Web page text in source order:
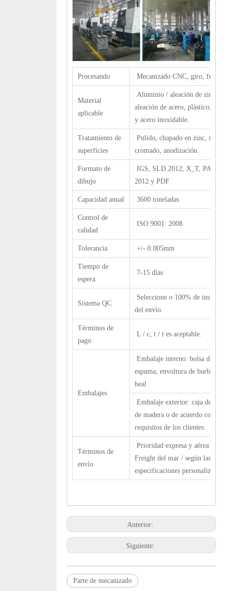
Procesando Mecanizado CNC, giro,
Material
aplicable
Aluminio / aleación de zinc,
aleación de acero, plástico,
y acero inoxidable.
Tratamiento de
superficies
Pulido, chapado en zinc,
cromado, anodización.
Formato de
dibujo
IGS, SLD 2012, X_T, PASO,
2012 y PDF
Capacidad anual 3600 toneladas
Control de
calidad
ISO 9001: 2008
Tolerancia +/- 0.005mm
Tiempo de
espera
7-15 días
Sistema QC
Seleccione o 100% de
del envío.
Términos de
pago
L / c, t / t es aceptable.
Embalajes
Embalaje interno: bolsa de
espuma, envoltura de burbujas,
heal
Embalaje exterior: caja de
de madera o de acuerdo con los
requisitos de los clientes.
Términos de
envío
Prioridad expresa y aérea
Freight del mar / según las
especificaciones personalizadas
Anterior:
Siguiente:
Parte de mecanizado